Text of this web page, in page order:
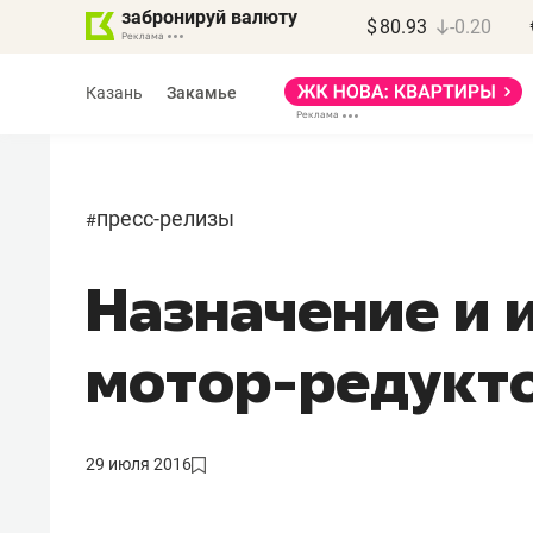
забронируй валюту $ 80.93 -0.20
Казань Закамье
#пресс-релизы
Назначение и
мотор-
29 июля 2016
Марат Арсланов
«КирпичХолдинг»
«Главная задача
девелопера – найти